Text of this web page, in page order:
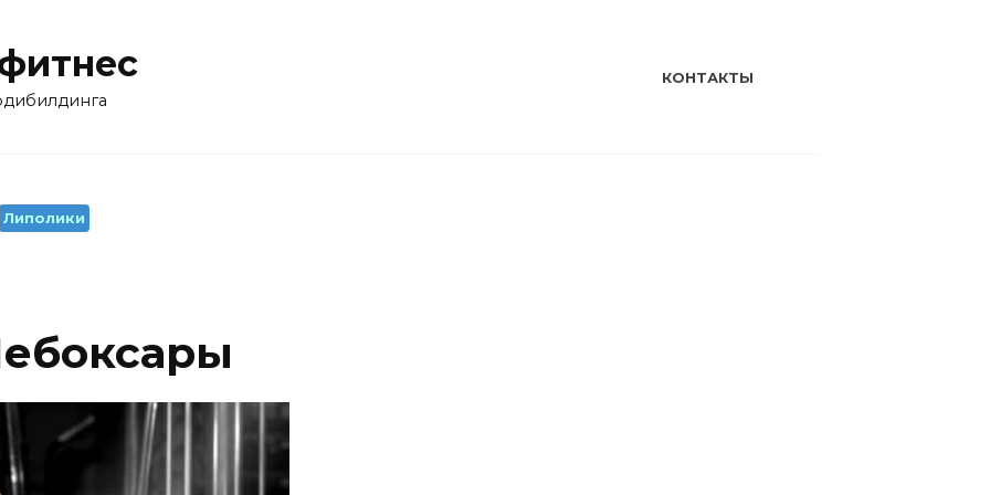
КОНТАКТЫ
Липолики